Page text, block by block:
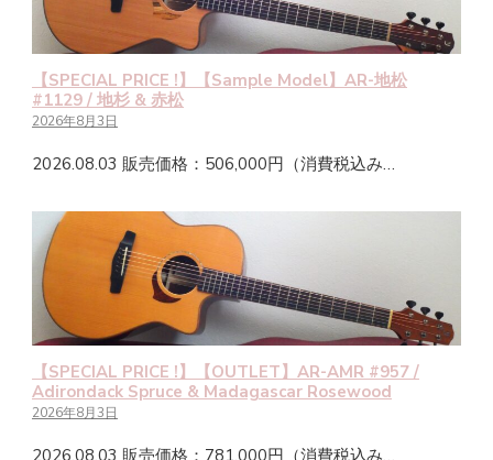
【SPECIAL PRICE !】【Sample Model】AR-地松
#1129 / 地杉 & 赤松
2026年8月3日
2026.08.03 販売価格：506,000円（消費税込み…
【SPECIAL PRICE !】【OUTLET】AR-AMR #957 /
Adirondack Spruce & Madagascar Rosewood
2026年8月3日